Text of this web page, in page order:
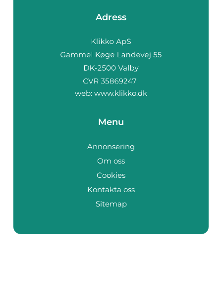
Adress
web: www.klikko.dk
Menu
Annonsering
Om oss
Cookies
Kontakta oss
Sitemap